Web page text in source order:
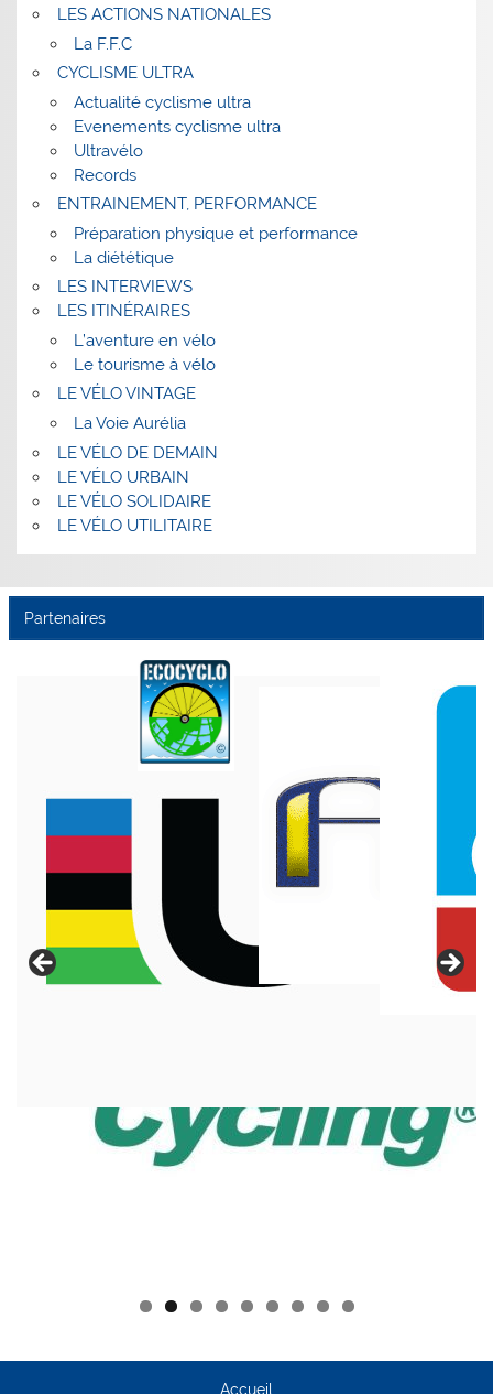
LES ACTIONS NATIONALES
La F.F.C
CYCLISME ULTRA
Actualité cyclisme ultra
Evenements cyclisme ultra
Ultravélo
Records
ENTRAINEMENT, PERFORMANCE
Préparation physique et performance
La diététique
LES INTERVIEWS
LES ITINÉRAIRES
L’aventure en vélo
Le tourisme à vélo
LE VÉLO VINTAGE
La Voie Aurélia
LE VÉLO DE DEMAIN
LE VÉLO URBAIN
LE VÉLO SOLIDAIRE
LE VÉLO UTILITAIRE
Partenaires
Accueil